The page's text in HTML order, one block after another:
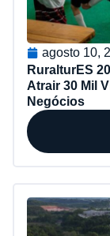
agosto 10,
RuralturES
Atrair 30 Mil
Negócios